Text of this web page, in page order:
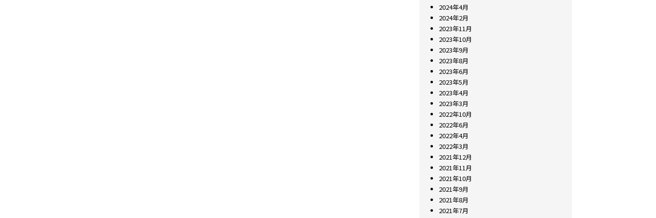
2024年4月
2024年2月
2023年11月
2023年10月
2023年9月
2023年8月
2023年6月
2023年5月
2023年4月
2023年3月
2022年10月
2022年6月
2022年4月
2022年3月
2021年12月
2021年11月
2021年10月
2021年9月
2021年8月
2021年7月